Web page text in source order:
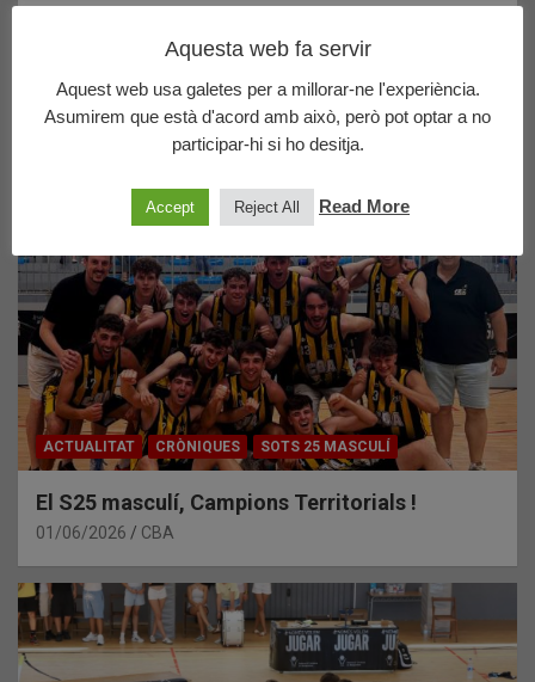
50 – JOVENTUT BADALONA B 47
Últims posts publicats
ACTUALITAT CRÒNIQUES SOTS 25 MASCULÍ
El S25 masculí, Campions Territorials !
01/06/2026 CBA
Aquesta web fa servir
Aquest web usa galetes per a millorar-ne l'experiència.
Asumirem que està d'acord amb això, però pot optar a no
participar-hi si ho desitja.
Accept Reject All Read More